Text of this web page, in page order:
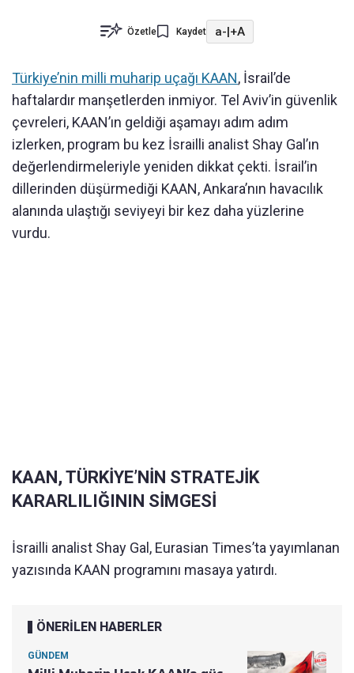
Özetle Kaydet a-|+A
Türkiye’nin milli muharip uçağı KAAN, İsrail’de
haftalardır manşetlerden inmiyor. Tel Aviv’in güvenlik
çevreleri, KAAN’ın geldiği aşamayı adım adım
izlerken, program bu kez İsrailli analist Shay Gal’ın
değerlendirmeleriyle yeniden dikkat çekti. İsrail’in
dillerinden düşürmediği KAAN, Ankara’nın havacılık
alanında ulaştığı seviyeyi bir kez daha yüzlerine
vurdu.
KAAN, TÜRKİYE’NİN STRATEJİK
KARARLILIĞININ SİMGESİ
İsrailli analist Shay Gal, Eurasian Times’ta yayımlanan
yazısında KAAN programını masaya yatırdı.
ÖNERİLEN HABERLER
GÜNDEM